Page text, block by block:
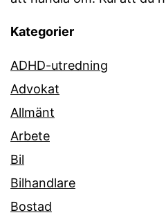
Kategorier
ADHD-utredning
Advokat
Allmänt
Arbete
Bil
Bilhandlare
Bostad